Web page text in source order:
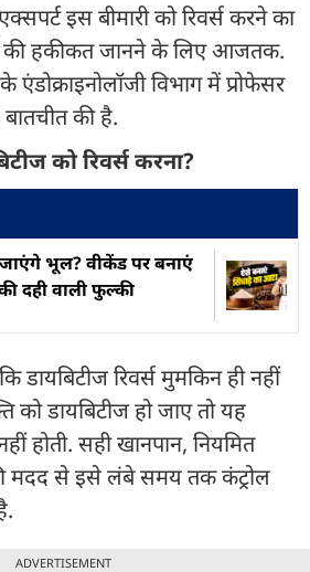
इस बीमारी को रिवर्स करने का
की हकीकत जानने के लिए आजतक.
विभाग में प्रोफेसर
की है.
को रिवर्स करना?
जाएंगे भूल? वीकेंड पर बनाएं
दही वाली फुल्की
डायबिटीज रिवर्स मुमकिन ही नहीं
को डायबिटीज हो जाए तो यह
होती. सही खानपान, नियमित
मदद से इसे लंबे समय तक कंट्रोल
ADVERTISEMENT